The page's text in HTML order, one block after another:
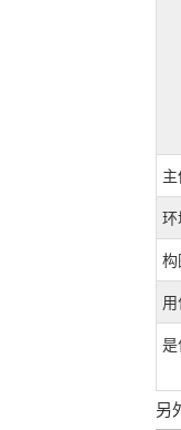
主
环
构
用
是
另